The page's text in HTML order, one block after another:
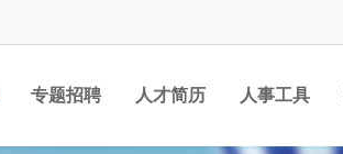
专题招聘 人才简历 人事工具